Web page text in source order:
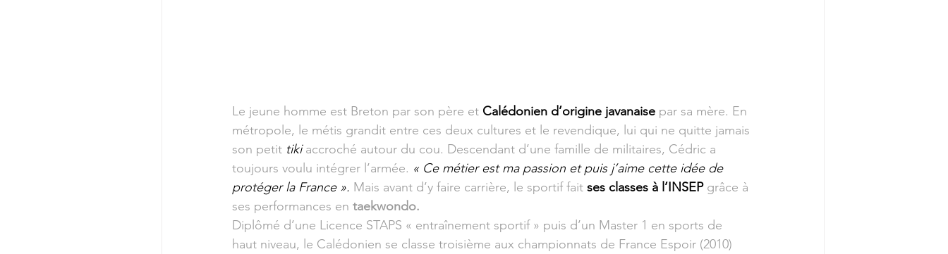
Le jeune homme est Breton par son père et Calédonien d’origine javanaise par sa mère. En
métropole, le métis grandit entre ces deux cultures et le revendique, lui qui ne quitte jamais
son petit tiki accroché autour du cou. Descendant d’une famille de militaires, Cédric a
toujours voulu intégrer l’armée. « Ce métier est ma passion et puis j’aime cette idée de
protéger la France ». Mais avant d’y faire carrière, le sportif fait ses classes à l’INSEP grâce à
ses performances en taekwondo.
Diplômé d’une Licence STAPS « entraînement sportif » puis d’un Master 1 en sports de
haut niveau, le Calédonien se classe troisième aux championnats de France Espoir (2010)